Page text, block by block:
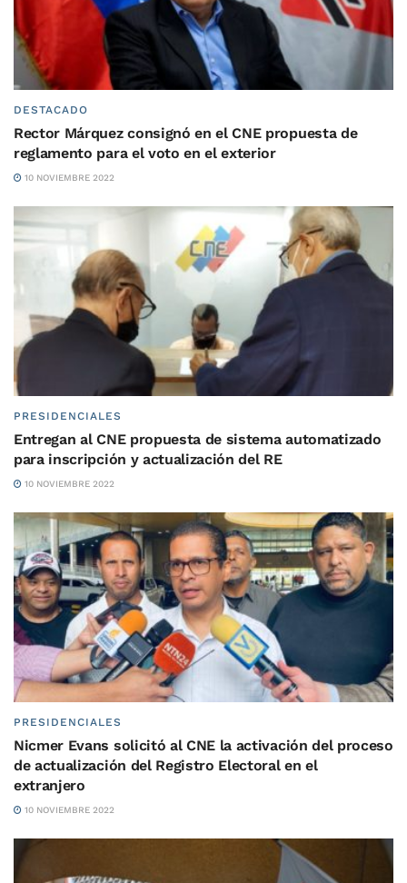
DESTACADO
Rector Márquez consignó en el CNE propuesta de
reglamento para el voto en el exterior
10 NOVIEMBRE 2022
PRESIDENCIALES
Entregan al CNE propuesta de sistema automatizado
para inscripción y actualización del RE
10 NOVIEMBRE 2022
PRESIDENCIALES
Nicmer Evans solicitó al CNE la activación del proceso
de actualización del Registro Electoral en el
extranjero
10 NOVIEMBRE 2022